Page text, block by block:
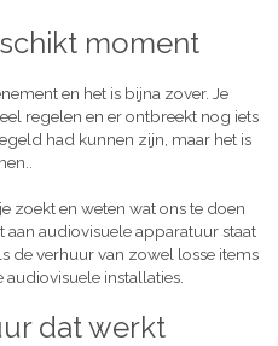
moment
en het is bijna zover. Je
regelen en er ontbreekt nog iets
had kunnen zijn, maar het is
zoekt en weten wat ons te doen
aan audiovisuele apparatuur staat
de verhuur van zowel losse items
installaties.
dat werkt